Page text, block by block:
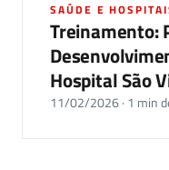
SAÚDE E
Treinamento:
Hospital São
11/02/2026 · 1 min